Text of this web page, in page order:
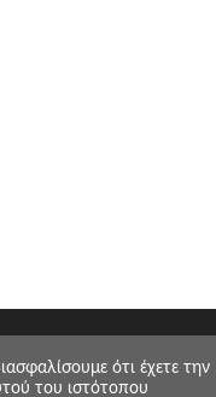
ότι έχετε την
του ιστότοπου